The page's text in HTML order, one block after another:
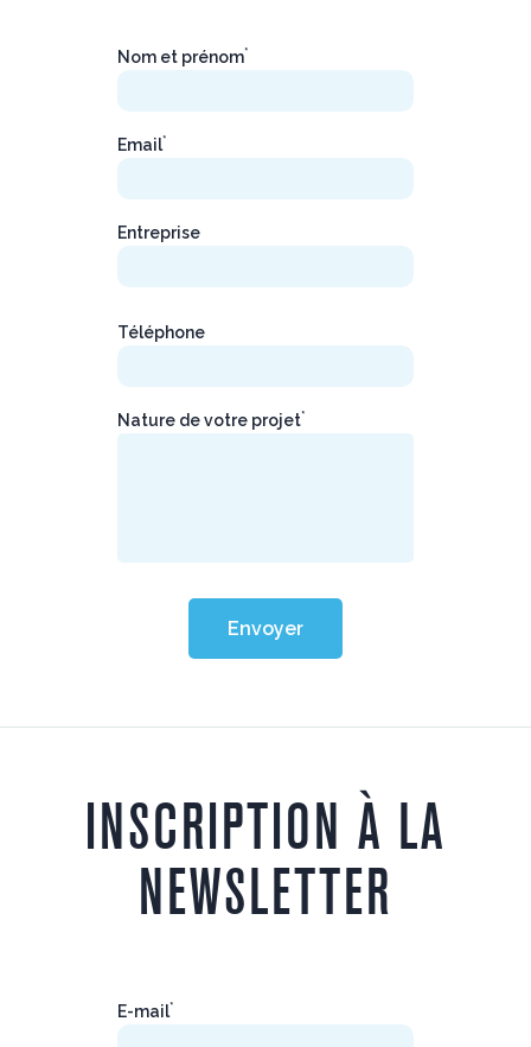
Nom et prénom*
Email*
Entreprise
Téléphone
Nature de votre projet*
Envoyer
INSCRIPTION À LA
NEWSLETTER
E-mail*